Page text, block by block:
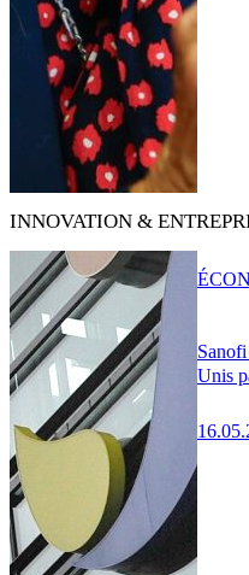
INNOVATION &
Unis